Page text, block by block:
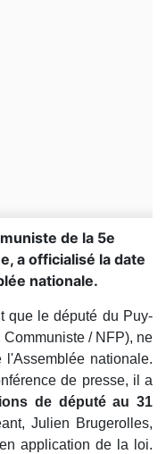
de la 5e
a officialisé la date
nationale.
que le député du Puy-
/ NFP), ne
nationale.
de presse, il a
de député au 31
Julien Brugerolles,
application de la loi.